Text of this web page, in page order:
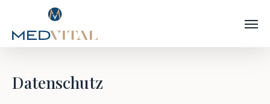
Hauptinhalt
springen
Menü
Datenschutz